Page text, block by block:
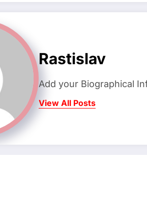
Rastislav
Add your Biographical
View All Posts